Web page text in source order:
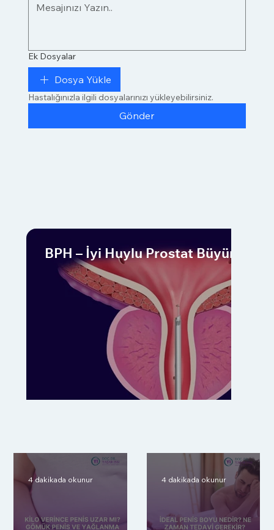
4 dakikada okunur 4 dakikada okunur
Ek Dosyalar
Dosya Yükle
Hastalığınızla ilgili dosyalarınızı yükleyebilirsiniz.
Gönder
BPH – İyi Huylu Prostat Büyümesi